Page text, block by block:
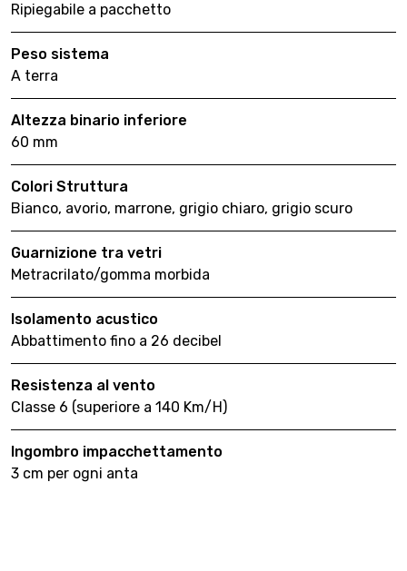
Ripiegabile a pacchetto
Peso sistema
A terra
Altezza binario inferiore
60 mm
Colori Struttura
Bianco, avorio, marrone, grigio chiaro, grigio scuro
Guarnizione tra vetri
Metracrilato/gomma morbida
Isolamento acustico
Abbattimento fino a 26 decibel
Resistenza al vento
Classe 6 (superiore a 140 Km/H)
Ingombro impacchettamento
3 cm per ogni anta